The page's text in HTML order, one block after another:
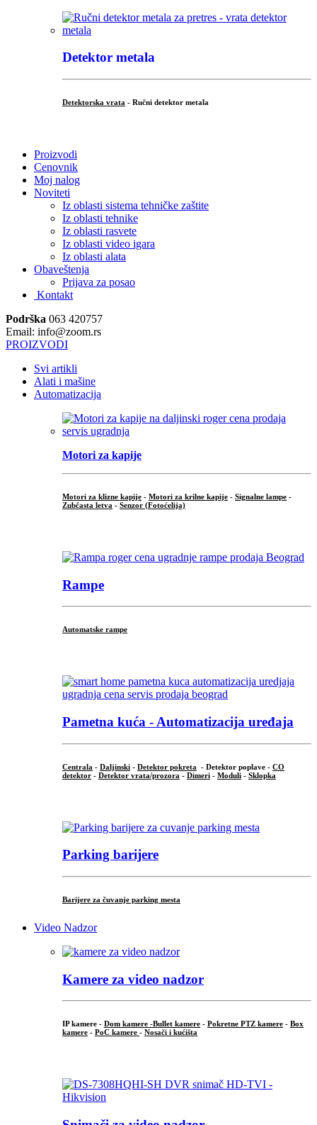
Detektor metala
Detektorska vrata - Ručni detektor metala
Proizvodi
Cenovnik
Moj nalog
Noviteti
Iz oblasti sistema tehničke zaštite
Iz oblasti tehnike
Iz oblasti rasvete
Iz oblasti video igara
Iz oblasti alata
Obaveštenja
Prijava za posao
Kontakt
Podrška 063 420757
Email: info@zoom.rs
PROIZVODI
Svi artikli
Alati i mašine
Automatizacija
Motori za kapije
Motori za klizne kapije - Motori za krilne kapije - Signalne lampe -
Zubčasta letva - Senzor (Fotoćelija)
Rampe
Automatske rampe
Pametna kuća - Automatizacija uređaja
Centrala - Daljinski - Detektor pokreta - Detektor poplave - CO
detektor - Detektor vrata/prozora - Dimeri - Moduli - Sklopka
Parking barijere
Barijere za čuvanje parking mesta
Video Nadzor
Kamere za video nadzor
IP kamere - Dom kamere -Bullet kamere - Pokretne PTZ kamere - Box
kamere - PoC kamere - Nosači i kućišta